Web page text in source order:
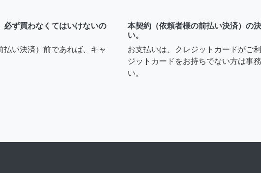
必ず買わなくてはいけないの
い決済）前であれば、キャ
本契約（依頼者様の前払い決済）の
い。
お支払いは、クレジットカードがご
ジットカードをお持ちでない方は事
い。